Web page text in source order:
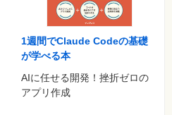
1週間でClaude Codeの基礎
が学べる本
AIに任せる開発！挫折ゼロの
アプリ作成